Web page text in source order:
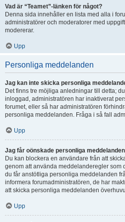
Vad är “Teamet”-länken för något?
Denna sida innehåller en lista med alla i
administratörer och moderatorer med
modererar.
Upp
Personliga meddelanden
Jag kan inte skicka personliga
Det finns tre möjliga anledningar till detta;
inloggad, administratören har inaktiverat
forumet, eller så har administratören
personliga meddelanden. Fråga i så fall
Upp
Jag får oönskade personliga
Du kan blockera en användare från att
genom att använda meddelanderegler som
du får anstötliga personliga meddelanden
informera forumadministratören, de har
att skicka personliga meddelanden
Upp